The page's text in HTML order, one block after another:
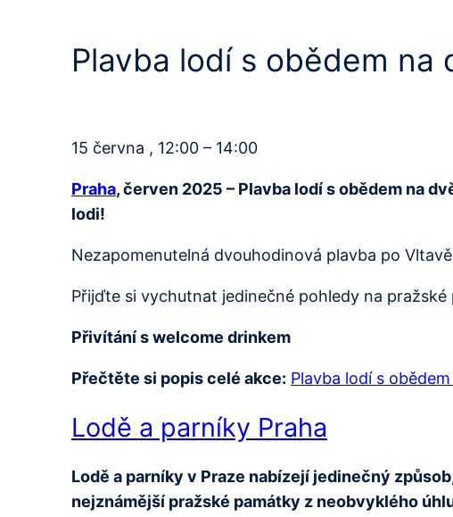
Plavba lodí s obědem na
15 června , 12:00 – 14:00
Praha, červen 2025 – Plavba lodí s obědem na
lodi!
Nezapomenutelná dvouhodinová plavba po
Přijďte si vychutnat jedinečné pohledy na
Přivítání s welcome drinkem
Přečtěte si popis celé akce: Plavba lodí s
Lodě a parníky Praha
Lodě a parníky v Praze nabízejí jedinečný
nejznámější pražské památky z neobvyklého